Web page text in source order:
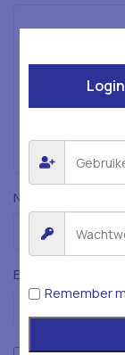
Naam
E-mail
Login
Remember